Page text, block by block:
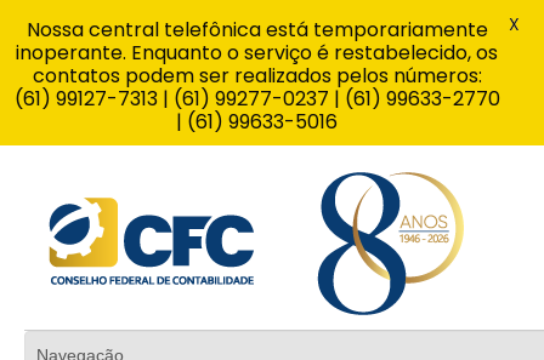
Nossa central telefônica está temporariamente
inoperante. Enquanto o serviço é restabelecido, os
contatos podem ser realizados pelos números:
(61) 99127-7313 | (61) 99277-0237 | (61) 99633-2770
| (61) 99633-5016
X